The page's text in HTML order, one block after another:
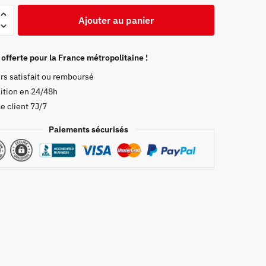
Ajouter au panier
pour la France métropolitaine !
satisfait ou remboursé
en 24/48h
client 7J/7
Paiements sécurisés